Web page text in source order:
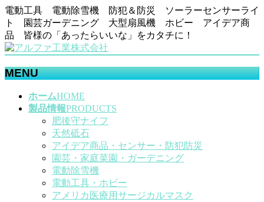
電動工具 電動除雪機 防犯＆防災 ソーラーセンサーライ
ト 園芸ガーデニング 大型扇風機 ホビー アイデア商
品 皆様の「あったらいいな」をカタチに！
MENU
ホームHOME
製品情報PRODUCTS
肥後守ナイフ
天然砥石
アイデア商品・センサー・防犯防災
園芸・家庭菜園・ガーデニング
電動除雪機
電動工具・ホビー
アメリカ医療用サージカルマスク